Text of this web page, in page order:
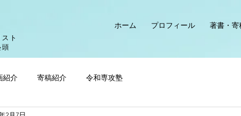
ト
ホーム プロフィール 著書・寄
紹介 寄稿紹介 令和専攻塾